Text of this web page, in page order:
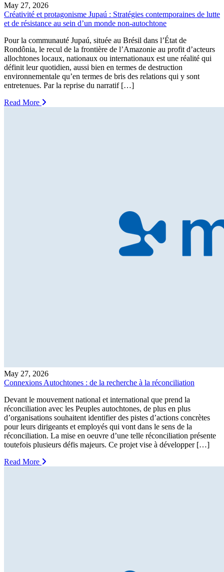
May 27, 2026
Créativité et protagonisme Jupaú : Stratégies contemporaines de lutte
et de résistance au sein d’un monde non-autochtone
Pour la communauté Jupaú, située au Brésil dans l’État de
Rondônia, le recul de la frontière de l’Amazonie au profit d’acteurs
allochtones locaux, nationaux ou internationaux est une réalité qui
définit leur quotidien, aussi bien en termes de destruction
environnementale qu’en termes de bris des relations qui y sont
entretenues. Par la reprise du narratif […]
Read More
May 27, 2026
Connexions Autochtones : de la recherche à la réconciliation
Devant le mouvement national et international que prend la
réconciliation avec les Peuples autochtones, de plus en plus
d’organisations souhaitent identifier des pistes d’actions concrètes
pour leurs dirigeants et employés qui vont dans le sens de la
réconciliation. La mise en oeuvre d’une telle réconciliation présente
toutefois plusieurs défis majeurs. Ce projet vise à développer […]
Read More